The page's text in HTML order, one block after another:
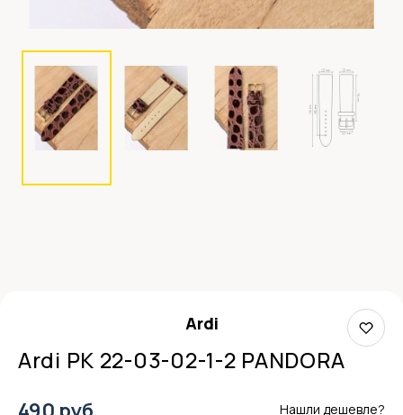
Ardi
Ardi РК 22-03-02-1-2 PANDORA
Нашли дешевле?